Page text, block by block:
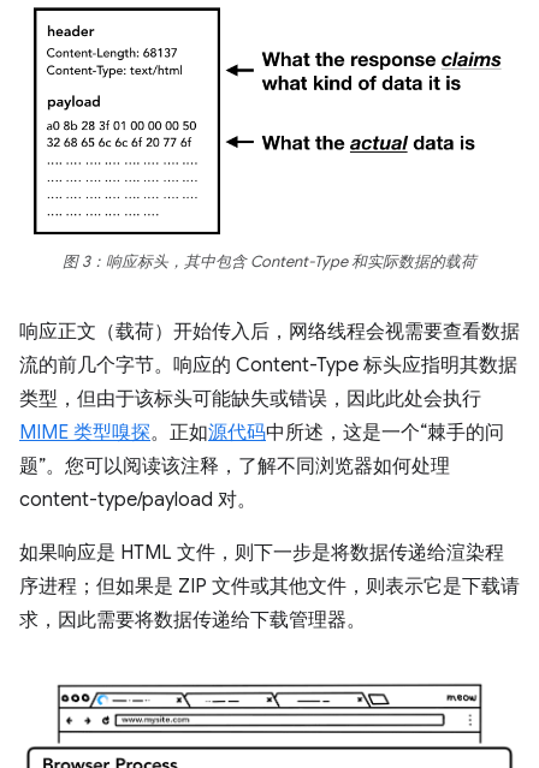
图 3：响应标头，其中包含 Content-Type 和实际数据的载荷
响应正文（载荷）开始传入后，网络线程会视需要查看数据
流的前几个字节。响应的 Content-Type 标头应指明其数据
类型，但由于该标头可能缺失或错误，因此此处会执行
MIME 类型嗅探。正如源代码中所述，这是一个“棘手的问
题”。您可以阅读该注释，了解不同浏览器如何处理
content-type/payload 对。
如果响应是 HTML 文件，则下一步是将数据传递给渲染程
序进程；但如果是 ZIP 文件或其他文件，则表示它是下载请
求，因此需要将数据传递给下载管理器。